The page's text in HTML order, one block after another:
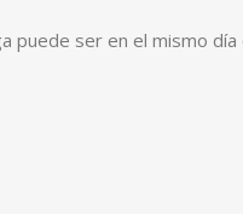
puede ser en el mismo